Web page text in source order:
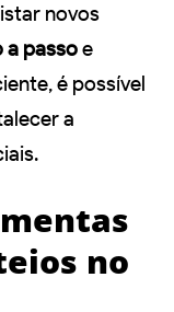
novos
a passoe
é possível
a
no